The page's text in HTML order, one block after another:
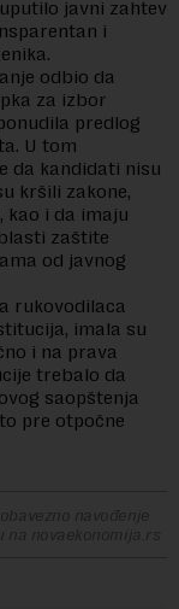
javni zahtev
i
odbio da
za izbor
predlog
U tom
da kandidati nisu
kršili zakone,
kao i da imaju
zaštite
od javnog
rukovodilaca
imala su
i na prava
trebalo da
saopštenja
pre otpočne
navođenje
novaekonomija.rs